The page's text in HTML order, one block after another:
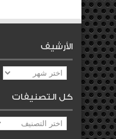
الأرشيف
الأرشيف
كل التصنيفات
كل
التصنيفات